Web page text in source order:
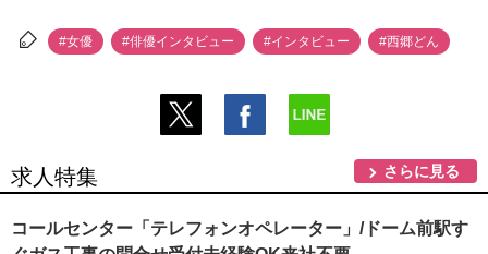
#女優 #俳優インタビュー #インタビュー #西郷どん
求人特集 さらに見る
コールセンター「テレフォンオペレーター」/ドーム前駅す